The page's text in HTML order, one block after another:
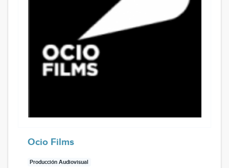
Ocio Films
Producción Audiovisual